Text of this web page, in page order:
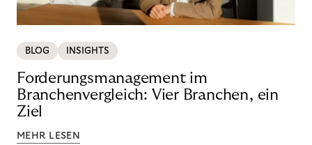
BLOG INSIGHTS
Forderungsmanagement im
Branchenvergleich: Vier Branchen, ein
Ziel
MEHR LESEN